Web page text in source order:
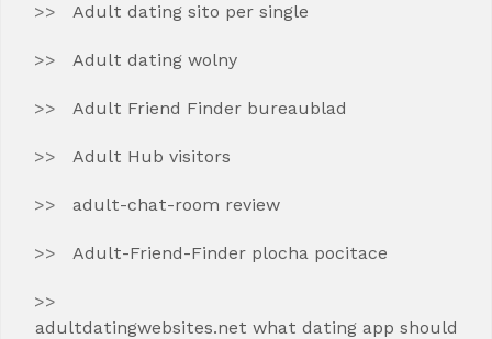
Adult dating sito per single
Adult dating wolny
Adult Friend Finder bureaublad
Adult Hub visitors
adult-chat-room review
Adult-Friend-Finder plocha pocitace
adultdatingwebsites.net what dating app should